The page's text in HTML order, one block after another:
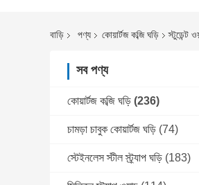
বাড়ি পণ্য কোয়ার্টজ কব্জি ঘড়ি স্টুডেন্ট
সব পণ্য
কোয়ার্টজ কব্জি ঘড়ি (236)
চামড়া চাবুক কোয়ার্টজ ঘড়ি (74)
স্টেইনলেস স্টীল স্ট্র্যাপ ঘড়ি (183)